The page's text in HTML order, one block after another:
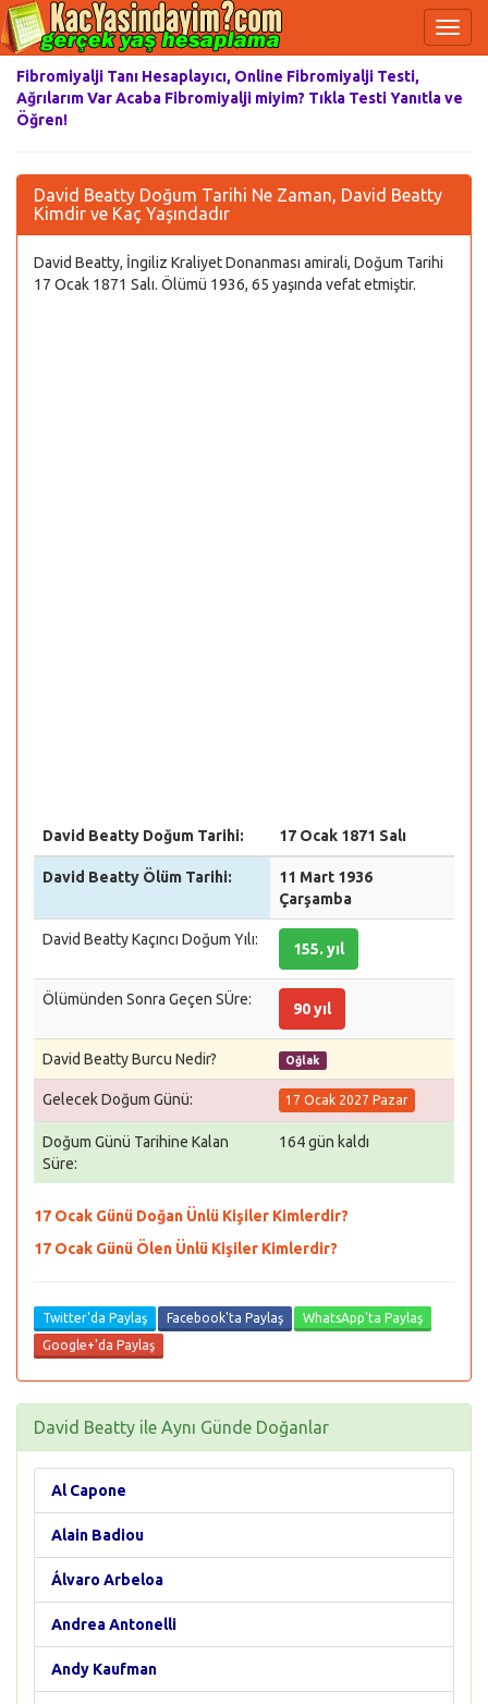
Fibromiyalji Tanı Hesaplayıcı, Online Fibromiyalji Testi,
Ağrılarım Var Acaba Fibromiyalji miyim? Tıkla Testi Yanıtla ve
Öğren!
David Beatty Doğum Tarihi Ne Zaman, David Beatty
Kimdir ve Kaç Yaşındadır
David Beatty, İngiliz Kraliyet Donanması amirali, Doğum Tarihi
17 Ocak 1871 Salı. Ölümü 1936, 65 yaşında vefat etmiştir.
David Beatty Doğum Tarihi: 17 Ocak 1871 Salı
David Beatty Ölüm Tarihi:
11 Mart 1936
Çarşamba
David Beatty Kaçıncı Doğum Yılı:
155. yıl
Ölümünden Sonra Geçen SÜre:
90 yıl
David Beatty Burcu Nedir? Oğlak
Gelecek Doğum Günü: 17 Ocak 2027 Pazar
Doğum Günü Tarihine Kalan
Süre:
164 gün kaldı
17 Ocak Günü Doğan Ünlü Kişiler Kimlerdir?
17 Ocak Günü Ölen Ünlü Kişiler Kimlerdir?
Twitter'da Paylaş Facebook'ta Paylaş
WhatsApp'ta Paylaş
Google+'da Paylaş
David Beatty ile Aynı Günde Doğanlar
Al Capone
Alain Badiou
Álvaro Arbeloa
Andrea Antonelli
Andy Kaufman